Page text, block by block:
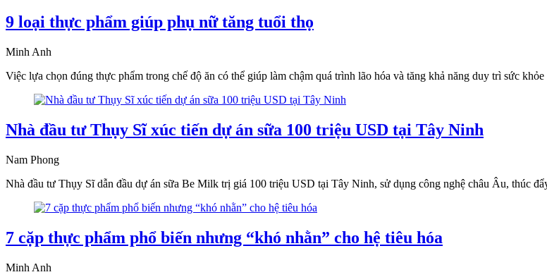
9 loại thực phẩm giúp phụ nữ tăng tuổi thọ
Minh Anh
Việc lựa chọn đúng thực phẩm trong chế độ ăn có thể giúp làm chậm quá trình lão hóa và tăng khả năng duy trì sức
Nhà đầu tư Thụy Sĩ xúc tiến dự án sữa 100 triệu USD tại Tây Ninh
Nam Phong
Nhà đầu tư Thụy Sĩ dẫn đầu dự án sữa Be Milk trị giá 100 triệu USD tại Tây Ninh, sử dụng công nghệ châu Âu, thúc
7 cặp thực phẩm phổ biến nhưng “khó nhằn” cho hệ tiêu hóa
Minh Anh